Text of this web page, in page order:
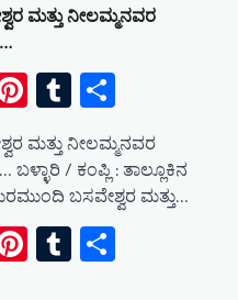
ಮತ್ತು ನೀಲಮ್ಮನವರ
Pinterest
Tumblr
ಮತ್ತು ನೀಲಮ್ಮನವರ
/ ಕಂಪ್ಲಿ : ತಾಲ್ಲೂಕಿನ
ಬಸವೇಶ್ವರ ಮತ್ತು…
Pinterest
Tumblr